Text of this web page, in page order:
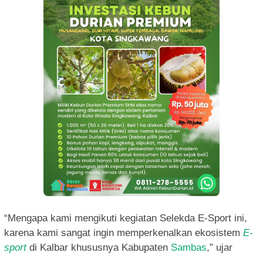
“Mengapa kami mengikuti kegiatan Selekda E-Sport ini,
karena kami sangat ingin memperkenalkan ekosistem E-
sport di Kalbar khususnya Kabupaten Sambas,” ujar